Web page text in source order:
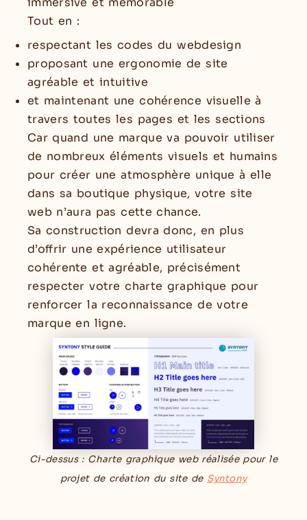
Tout en :
respectant les codes du webdesign
proposant une ergonomie de site
agréable et intuitive
et maintenant une cohérence visuelle à
travers toutes les pages et les sections
Car quand une marque va pouvoir utiliser
de nombreux éléments visuels et humains
pour créer une atmosphère unique à elle
dans sa boutique physique, votre site
web n’aura pas cette chance.
Sa construction devra donc, en plus
d’offrir une expérience utilisateur
cohérente et agréable, précisément
respecter votre charte graphique pour
renforcer la reconnaissance de votre
marque en ligne.
Ci-dessus : Charte graphique web réalisée pour le
projet de création du site de Syntony